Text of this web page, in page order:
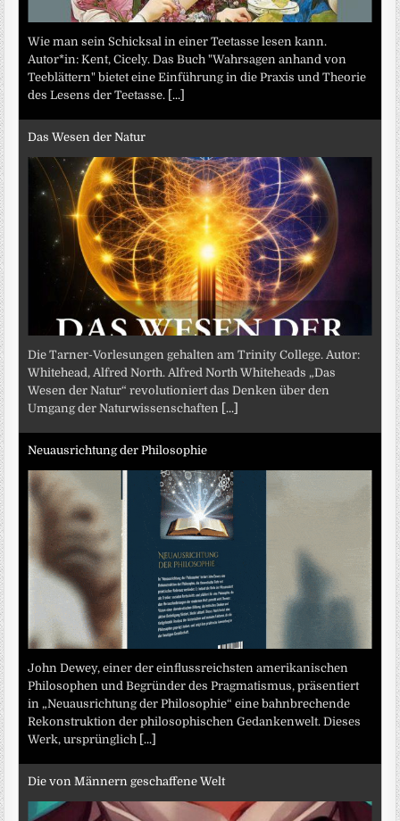
Wie man sein Schicksal in einer Teetasse lesen kann.
Autor*in: Kent, Cicely. Das Buch "Wahrsagen anhand von
Teeblättern" bietet eine Einführung in die Praxis und Theorie
des Lesens der Teetasse. [...]
Das Wesen der Natur
Die Tarner-Vorlesungen gehalten am Trinity College. Autor:
Whitehead, Alfred North. Alfred North Whiteheads „Das
Wesen der Natur“ revolutioniert das Denken über den
Umgang der Naturwissenschaften [...]
Neuausrichtung der Philosophie
John Dewey, einer der einflussreichsten amerikanischen
Philosophen und Begründer des Pragmatismus, präsentiert
in „Neuausrichtung der Philosophie“ eine bahnbrechende
Rekonstruktion der philosophischen Gedankenwelt. Dieses
Werk, ursprünglich [...]
Die von Männern geschaffene Welt